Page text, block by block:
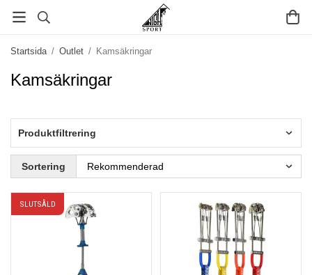
Startsida / Outlet / Kamsäkringar
Kamsäkringar
Produktfiltrering
Sortering
SLUTSÅLD